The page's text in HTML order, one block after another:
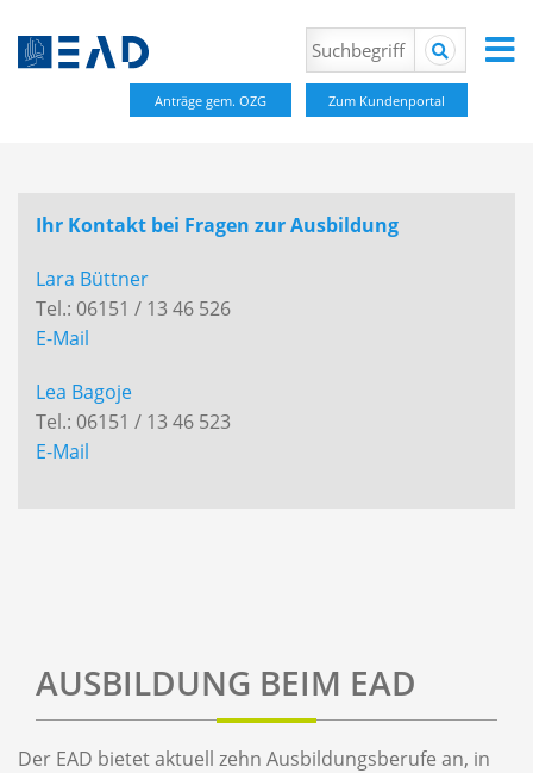
Anträge gem. OZG Zum Kundenportal
Ihr Kontakt bei Fragen zur Ausbildung
Lara Büttner
Tel.: 06151 / 13 46 526
E-Mail
Lea Bagoje
Tel.: 06151 / 13 46 523
E-Mail
AUSBILDUNG BEIM EAD
Der EAD bietet aktuell zehn Ausbildungsberufe an, in